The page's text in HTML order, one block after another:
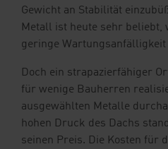
Gewicht an Stabilität
Metall ist heute sehr beliebt,
geringe Wartungsanfälligkeit
Doch ein strapazierfähiger
für wenige Bauherren
ausgewählten Metalle
hohen Druck des Dachs
seinen Preis. Die Kosten für